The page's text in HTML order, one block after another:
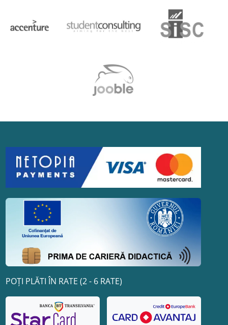
POȚI PLĂTI ÎN RATE (2 - 6 RATE)